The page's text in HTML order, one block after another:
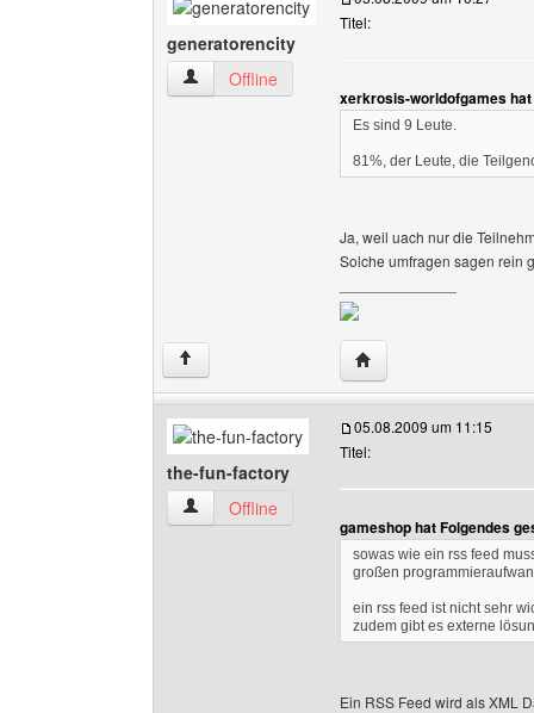
generatorencity
generatorencity Benutzer-Profile anzeigen
Offline
Titel:
xerkrosis-worldofgames
Es sind 9 Leute.
81%, der Leute, die
Ja, weil uach nur die
Solche umfragen sagen rein
↑ Website dieses
the-fun-factory
the-fun-factory Benutzer-Profile anzeigen
Offline
05.08.2009 um 11:15
Titel:
gameshop hat Folgendes
sowas wie ein rss feed
großen
ein rss feed ist nicht sehr
zudem gibt es externe
Ein RSS Feed wird als XML